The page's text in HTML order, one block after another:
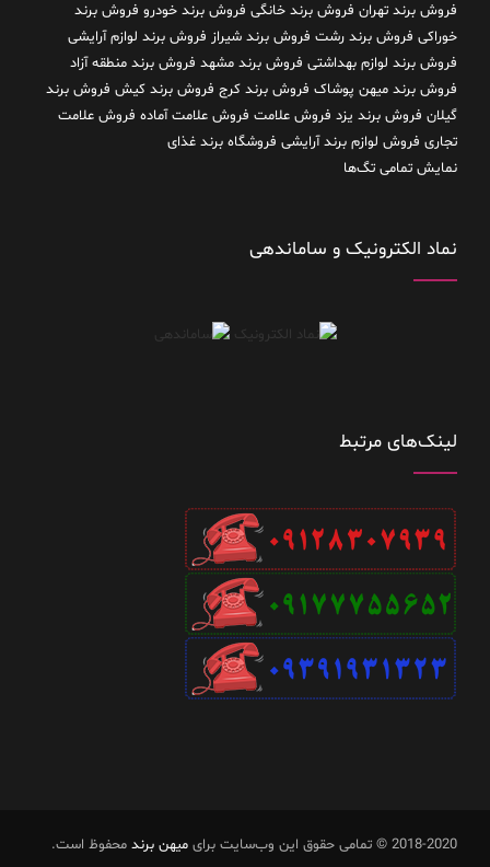
فروش برند تهران فروش برند خانگی فروش برند خودرو فروش برند
خوراکی فروش برند رشت فروش برند شیراز فروش برند لوازم آرایشی
فروش برند لوازم بهداشتی فروش برند مشهد فروش برند منطقه آزاد
فروش برند میهن پوشاک فروش برند کرج فروش برند کیش فروش برند
گیلان فروش برند یزد فروش علامت فروش علامت آماده فروش علامت
تجاری فروش لوازم برند آرایشی فروشگاه برند غذای
نمایش تمامی تگ‌ها
نماد الکترونیک و ساماندهی
لینک‌های مرتبط
2018-2020 © تمامی حقوق این وب‌سایت برای میهن برند محفوظ است.